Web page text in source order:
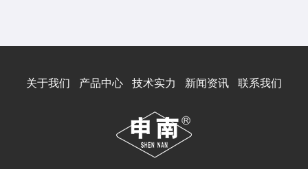
关于我们 产品中心 技术实力 新闻资讯 联系我们